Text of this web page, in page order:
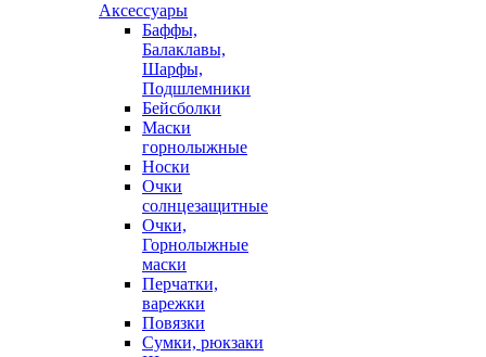
Аксессуары
Баффы,
Балаклавы,
Шарфы,
Подшлемники
Бейсболки
Маски
горнолыжные
Носки
Очки
солнцезащитные
Очки,
Горнолыжные
маски
Перчатки,
варежки
Повязки
Сумки, рюкзаки